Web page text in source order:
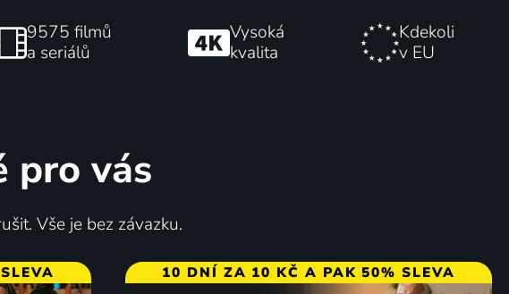
Strýček Nino
2003 | USA | Komedie, Drama, Rodinný
9575 filmů
a seriálů
Vysoká
kvalita
Kdekoli
v EU
pro vás
Vše je bez závazku.
10 DNÍ ZA 10 KČ A PAK 50% SLEVA